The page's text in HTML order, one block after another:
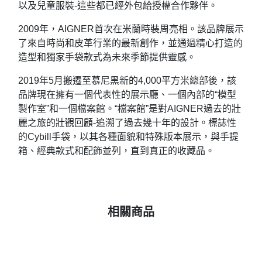
以及兒童服裝-這些都已經外包給授權合作夥伴。
2009年，AIGNER首次在米蘭時裝周亮相。該品牌展示
了來自時尚和皮革行業的最新創作，並通過精心打造的
造型和獨家手袋款式為未來季節提供靈感。
2019年5月搬遷至慕尼黑新的4,000平方米總部後，該
品牌現在擁有一個代表性的展示廳、一個內部的“模型
製作室”和一個檔案館。“檔案館”是對AIGNER過去的壯
麗之旅的壯觀回顧-追溯了過去幾十年的設計。標誌性
的Cybill手袋，以其各種面貌和特殊版本展示，與手提
箱、經典款式和配飾並列，直到真正的收藏品。
相關商品